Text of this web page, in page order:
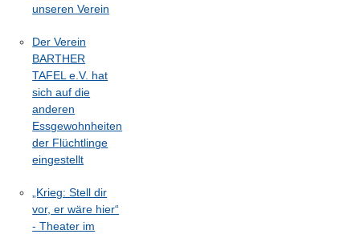
unseren Verein
Der Verein
BARTHER
TAFEL e.V. hat
sich auf die
anderen
Essgewohnheiten
der Flüchtlinge
eingestellt
„Krieg: Stell dir
vor, er wäre hier“
- Theater im